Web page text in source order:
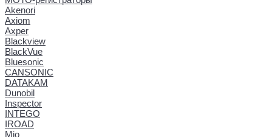
Akenori
Axiom
Axper
Blackview
BlackVue
Bluesonic
CANSONIC
DATAKAM
Dunobil
Inspector
INTEGO
IROAD
Mio